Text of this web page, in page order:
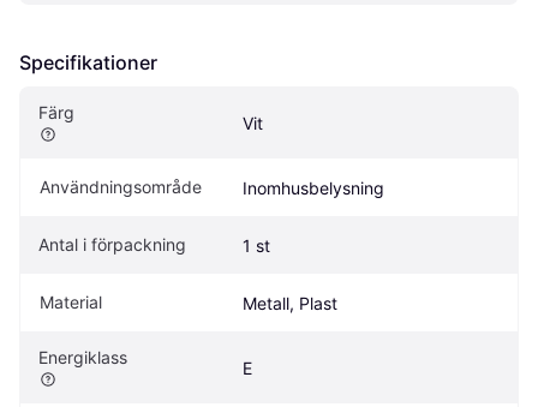
Specifikationer
Färg
Vit
Användningsområde Inomhusbelysning
Antal i förpackning 1 st
Material Metall, Plast
Energiklass
E